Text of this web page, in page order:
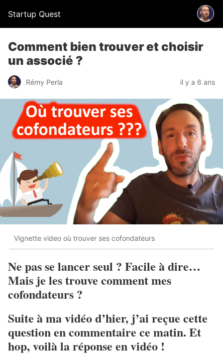
Startup Quest
Comment bien trouver et choisir
un associé ?
Rémy Perla il y a 6 ans
Vignette video où trouver ses cofondateurs
Ne pas se lancer seul ? Facile à dire…
Mais je les trouve comment mes
cofondateurs ?
Suite à ma vidéo d’hier, j’ai reçue cette
question en commentaire ce matin. Et
hop, voilà la réponse en vidéo !